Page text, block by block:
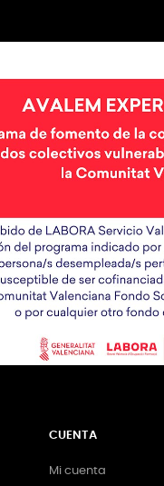
CUENTA
Mi cuenta